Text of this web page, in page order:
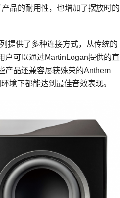
品的耐用性，也增加了摆放时的
提供了多种连接方式，从传统的
户可以通过MartinLogan提供的直
产品还兼容屡获殊荣的Anthem
境下都能达到最佳音效表现。